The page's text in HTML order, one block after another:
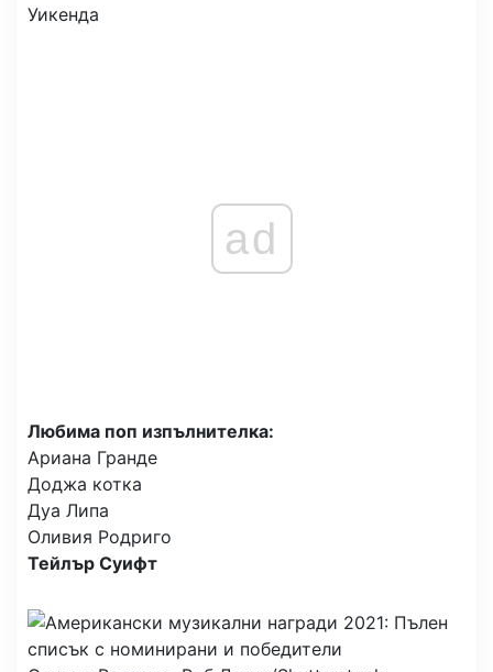
Уикенда
ad
Любима поп изпълнителка:
Ариана Гранде
Доджа котка
Дуа Липа
Оливия Родриго
Тейлър Суифт